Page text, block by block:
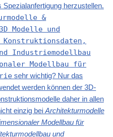
Spezialanfertigung herzustellen.
&
Modelle und
Konstruktionsdaten,
Industriemodellbau
Modellbau für
sehr wichtig? Nur das
werden können der 3D-
daher in allen
einzig bei Architekturmodelle
Modellbau für
und